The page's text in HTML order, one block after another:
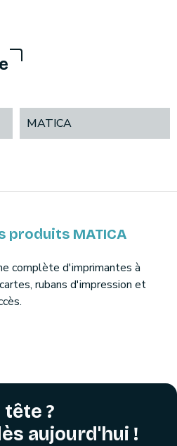
MATICA
produits MATICA
complète d'imprimantes à
rubans d'impression et
?
aujourd'hui !